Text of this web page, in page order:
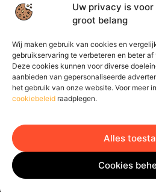
Uw privacy is voor
groot belang
Wij maken gebruik van cookies en
gebruikservaring te verbeteren en beter
Deze cookies kunnen voor diverse
aanbieden van gepersonaliseerde
het gebruik van onze website. Voor meer
cookiebeleid raadplegen.
Alles
Cookies
Onze informatie
Bericht categorie
Website index
@2025 www.renault1916v.nl.